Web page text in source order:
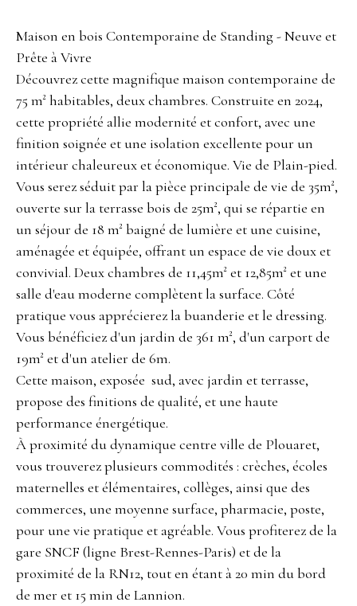
Maison en bois Contemporaine de Standing - Neuve et
Prête à Vivre
Découvrez cette magnifique maison contemporaine de
75 m² habitables, deux chambres. Construite en 2024,
cette propriété allie modernité et confort, avec une
finition soignée et une isolation excellente pour un
intérieur chaleureux et économique. Vie de Plain-pied.
Vous serez séduit par la pièce principale de vie de 35m²,
ouverte sur la terrasse bois de 25m², qui se répartie en
un séjour de 18 m² baigné de lumière et une cuisine,
aménagée et équipée, offrant un espace de vie doux et
convivial. Deux chambres de 11,45m² et 12,85m² et une
salle d'eau moderne complètent la surface. Côté
pratique vous apprécierez la buanderie et le dressing.
Vous bénéficiez d'un jardin de 361 m², d'un carport de
19m² et d'un atelier de 6m.
Cette maison, exposée sud, avec jardin et terrasse,
propose des finitions de qualité, et une haute
performance énergétique.
À proximité du dynamique centre ville de Plouaret,
vous trouverez plusieurs commodités : crèches, écoles
maternelles et élémentaires, collèges, ainsi que des
commerces, une moyenne surface, pharmacie, poste,
pour une vie pratique et agréable. Vous profiterez de la
gare SNCF (ligne Brest-Rennes-Paris) et de la
proximité de la RN12, tout en étant à 20 min du bord
de mer et 15 min de Lannion.